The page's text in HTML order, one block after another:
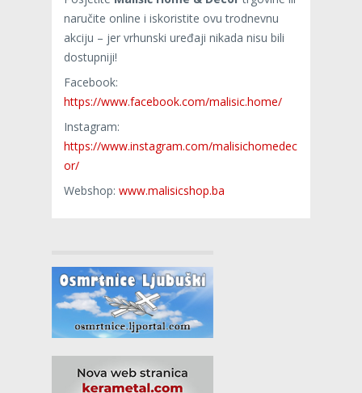
naručite online i iskoristite ovu trodnevnu
akciju – jer vrhunski uređaji nikada nisu bili
dostupniji!
Facebook:
https://www.facebook.com/malisic.home/
Instagram:
https://www.instagram.com/malisichomedec
or/
Webshop: www.malisicshop.ba